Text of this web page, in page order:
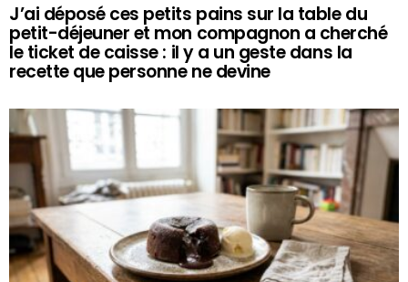
J’ai déposé ces petits pains sur la table du
petit-déjeuner et mon compagnon a cherché
le ticket de caisse : il y a un geste dans la
recette que personne ne devine